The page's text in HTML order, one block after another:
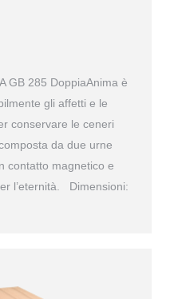
GB 285 DoppiaAnima è
gli affetti e le
conservare le ceneri
da due urne
contatto magnetico e
l’eternità. Dimensioni: